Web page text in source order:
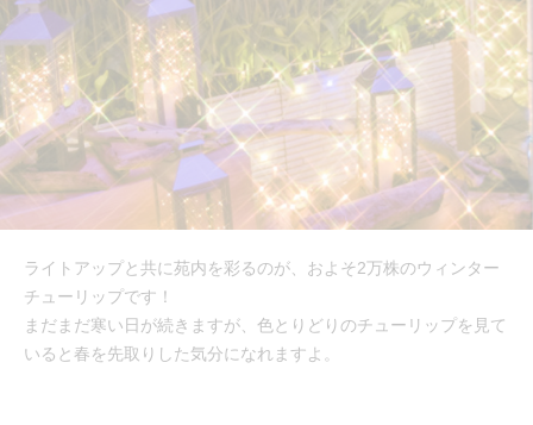
ライトアップと共に苑内を彩るのが、およそ2万株のウィンター
チューリップです！
まだまだ寒い日が続きますが、色とりどりのチューリップを見て
いると春を先取りした気分になれますよ。